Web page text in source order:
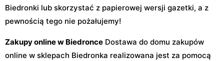
Biedronki lub skorzystać z papierowej wersji gazetki, a z
pewnością tego nie pożałujemy!
Zakupy online w Biedronce Dostawa do domu zakupów
online w sklepach Biedronka realizowana jest za pomocą